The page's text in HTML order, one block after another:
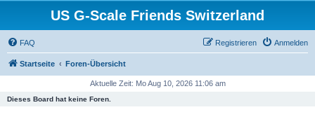
US G-Scale Friends Switzerland
FAQ Anmelden
Registrieren
Startseite Foren-Übersicht
Aktuelle Zeit: Mo Aug 10, 2026 11:06 am
Dieses Board hat keine Foren.